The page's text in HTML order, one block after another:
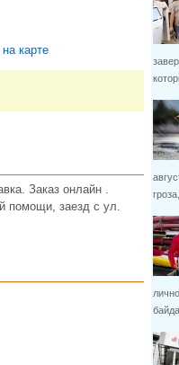
карте
Заказ онлайн .
помощи, заезд с ул.